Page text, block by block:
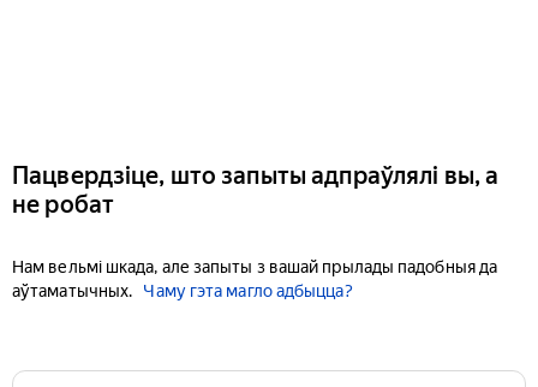
Пацвердзіце, што запыты адпраўлялі вы, а
не робат
Нам вельмі шкада, але запыты з вашай прылады падобныя да
аўтаматычных.
Чаму гэта магло адбыцца?